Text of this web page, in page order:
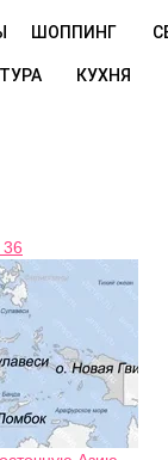
ШОППИНГ
КУХНЯ